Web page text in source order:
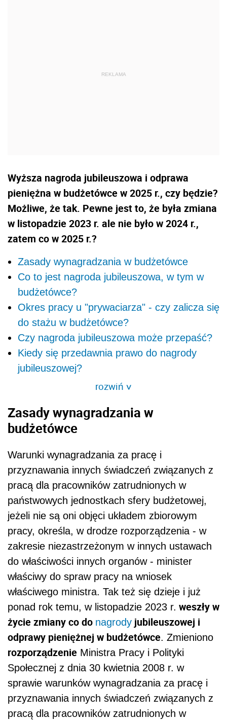
Wyższa nagroda jubileuszowa i odprawa
pieniężna w budżetówce w 2025 r., czy będzie?
Możliwe, że tak. Pewne jest to, że była zmiana
w listopadzie 2023 r. ale nie było w 2024 r.,
zatem co w 2025 r.?
Zasady wynagradzania w budżetówce
Co to jest nagroda jubileuszowa, w tym w
budżetówce?
Okres pracy u "prywaciarza" - czy zalicza się
do stażu w budżetówce?
Czy nagroda jubileuszowa może przepaść?
Kiedy się przedawnia prawo do nagrody
jubileuszowej?
rozwiń>
Zasady wynagradzania w
budżetówce
Warunki wynagradzania za pracę i
przyznawania innych świadczeń związanych z
pracą dla pracowników zatrudnionych w
państwowych jednostkach sfery budżetowej,
jeżeli nie są oni objęci układem zbiorowym
pracy, określa, w drodze rozporządzenia - w
zakresie niezastrzeżonym w innych ustawach
do właściwości innych organów - minister
właściwy do spraw pracy na wniosek
właściwego ministra. Tak też się dzieje i już
ponad rok temu, w listopadzie 2023 r. weszły w
życie zmiany co do nagrody jubileuszowej i
odprawy pieniężnej w budżetówce. Zmieniono
rozporządzenie Ministra Pracy i Polityki
Społecznej z dnia 30 kwietnia 2008 r. w
sprawie warunków wynagradzania za pracę i
przyznawania innych świadczeń związanych z
pracą dla pracowników zatrudnionych w